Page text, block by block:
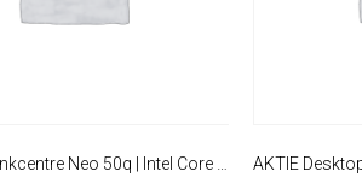
Lenovo Thinkcentre Neo 50q | Intel Core i3-1215U | 8GB RAM | 256GB SSD | W11 Pro | Mini PC